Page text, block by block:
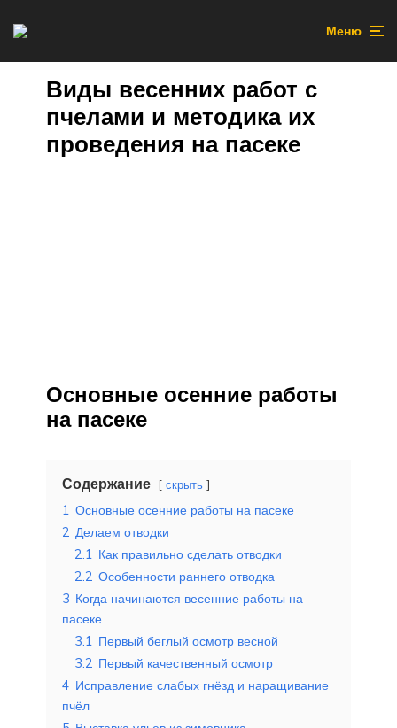
Меню
Виды весенних работ с
пчелами и методика их
проведения на пасеке
Основные осенние работы
на пасеке
Содержание скрыть
1 Основные осенние работы на пасеке
2 Делаем отводки
2.1 Как правильно сделать отводки
2.2 Особенности раннего отводка
3 Когда начинаются весенние работы на
пасеке
3.1 Первый беглый осмотр весной
3.2 Первый качественный осмотр
4 Исправление слабых гнёзд и наращивание
пчёл